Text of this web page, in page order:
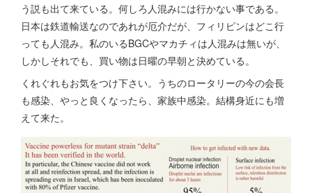
う説も出て来ている。何しろ人混みには行かない事である。
日本は鉄道輸送なのであれが厄介だが、フィリピンはどこ行
っても人混み。私のいるBGCやマカチィは人混みは無いが、
しかしそれでも、買い物は日曜の早朝と決めている。
くれぐれもお気をつけ下さい。うちのロータリーの今の会長
も感染、やっと良くなったら、家族中感染。結構身近にも増
えて来た。